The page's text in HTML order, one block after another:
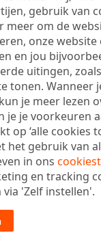
zitten is het
achter de
kop tot teen.
zijn
wel RSI-
vormen in je
gebruik van
meer om de
onze website
en jou
uitingen, zoals
tonen. Wanneer
je meer lezen
je je voorkeuren
op ‘alle cookies
het gebruik van
in ons
en tracking
'Zelf instellen'.